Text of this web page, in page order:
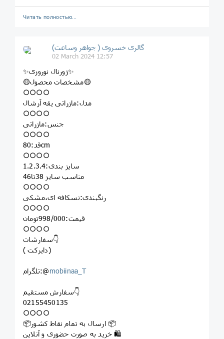
Читать полностью…
گالری خسروی ( جواهر وساعت)
02 March 2024 12:57
✨ژورنال نوروزی✨
🟡مشخصات محصول🟡
○○○○
مدل:مازراتی یقه آرشال
○○○○
جنس:مازراتی
○○○○
قد:80cm
○○○○
سایز بندی:1.2.3.4
مناسب سایز 38تا46
○○○○
رنگبندی:نسکافه ای،مشکی
○○○○
قیمت:998/000تومان
○○○○
سفارشات👇
( دایرکت)
تلگرام:@mobiinaa_T
سفارش مستقیم👇
02155450135
○○○○
📦ارسال به تمام نقاط کشور 📦
خرید به صورت حضوری و آنلاین 🛍